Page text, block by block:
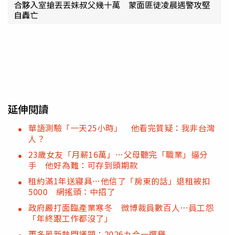
合夥入室搶丟丟妹叔父幾十萬 蒙面匪徒凌晨遇警攻堅
自轟亡
延伸閱讀
華語測驗「一天25小時」 他看完質疑：我非台灣
人？
23歲女友「月薪16萬」…父母聽完「職業」逼分
手 他好為難：可存到頭期款
租約滿1年送寢具…他信了「房東的話」退租被扣
5000 網搖頭：中招了
政府嚴打面臨產業寒冬 微博裁員數百人…員工怨
「年終跟工作都沒了」